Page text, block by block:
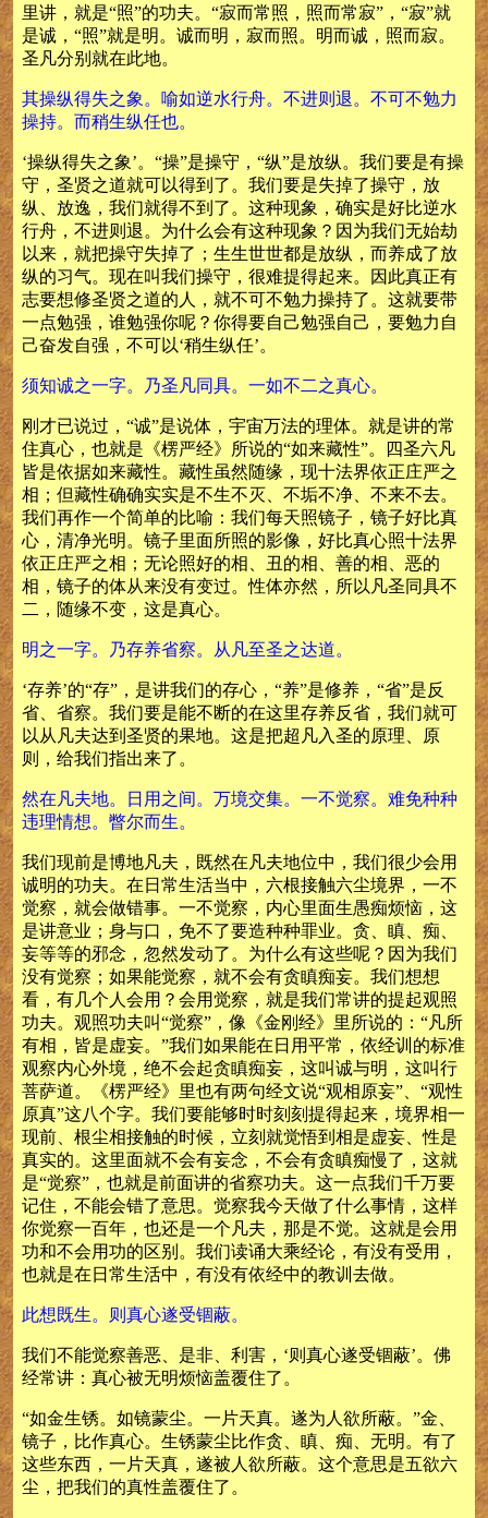
里讲，就是“照”的功夫。“寂而常照，照而常寂”，“寂”就
是诚，“照”就是明。诚而明，寂而照。明而诚，照而寂。
圣凡分别就在此地。
其操纵得失之象。喻如逆水行舟。不进则退。不可不勉力
操持。而稍生纵任也。
‘操纵得失之象’。“操”是操守，“纵”是放纵。我们要是有操
守，圣贤之道就可以得到了。我们要是失掉了操守，放
纵、放逸，我们就得不到了。这种现象，确实是好比逆水
行舟，不进则退。为什么会有这种现象？因为我们无始劫
以来，就把操守失掉了；生生世世都是放纵，而养成了放
纵的习气。现在叫我们操守，很难提得起来。因此真正有
志要想修圣贤之道的人，就不可不勉力操持了。这就要带
一点勉强，谁勉强你呢？你得要自己勉强自己，要勉力自
己奋发自强，不可以‘稍生纵任’。
须知诚之一字。乃圣凡同具。一如不二之真心。
刚才已说过，“诚”是说体，宇宙万法的理体。就是讲的常
住真心，也就是《楞严经》所说的“如来藏性”。四圣六凡
皆是依据如来藏性。藏性虽然随缘，现十法界依正庄严之
相；但藏性确确实实是不生不灭、不垢不净、不来不去。
我们再作一个简单的比喻：我们每天照镜子，镜子好比真
心，清净光明。镜子里面所照的影像，好比真心照十法界
依正庄严之相；无论照好的相、丑的相、善的相、恶的
相，镜子的体从来没有变过。性体亦然，所以凡圣同具不
二，随缘不变，这是真心。
明之一字。乃存养省察。从凡至圣之达道。
‘存养’的“存”，是讲我们的存心，“养”是修养，“省”是反
省、省察。我们要是能不断的在这里存养反省，我们就可
以从凡夫达到圣贤的果地。这是把超凡入圣的原理、原
则，给我们指出来了。
然在凡夫地。日用之间。万境交集。一不觉察。难免种种
违理情想。瞥尔而生。
我们现前是博地凡夫，既然在凡夫地位中，我们很少会用
诚明的功夫。在日常生活当中，六根接触六尘境界，一不
觉察，就会做错事。一不觉察，内心里面生愚痴烦恼，这
是讲意业；身与口，免不了要造种种罪业。贪、瞋、痴、
妄等等的邪念，忽然发动了。为什么有这些呢？因为我们
没有觉察；如果能觉察，就不会有贪瞋痴妄。我们想想
看，有几个人会用？会用觉察，就是我们常讲的提起观照
功夫。观照功夫叫“觉察”，像《金刚经》里所说的：“凡所
有相，皆是虚妄。”我们如果能在日用平常，依经训的标准
观察内心外境，绝不会起贪瞋痴妄，这叫诚与明，这叫行
菩萨道。《楞严经》里也有两句经文说“观相原妄”、“观性
原真”这八个字。我们要能够时时刻刻提得起来，境界相一
现前、根尘相接触的时候，立刻就觉悟到相是虚妄、性是
真实的。这里面就不会有妄念，不会有贪瞋痴慢了，这就
是“觉察”，也就是前面讲的省察功夫。这一点我们千万要
记住，不能会错了意思。觉察我今天做了什么事情，这样
你觉察一百年，也还是一个凡夫，那是不觉。这就是会用
功和不会用功的区别。我们读诵大乘经论，有没有受用，
也就是在日常生活中，有没有依经中的教训去做。
此想既生。则真心遂受锢蔽。
我们不能觉察善恶、是非、利害，‘则真心遂受锢蔽’。佛
经常讲：真心被无明烦恼盖覆住了。
“如金生锈。如镜蒙尘。一片天真。遂为人欲所蔽。”金、
镜子，比作真心。生锈蒙尘比作贪、瞋、痴、无明。有了
这些东西，一片天真，遂被人欲所蔽。这个意思是五欲六
尘，把我们的真性盖覆住了。